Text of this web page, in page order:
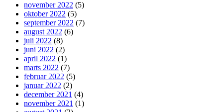
november 2022 (5)
oktober 2022 (5)
september 2022 (7)
august 2022 (6)
juli 2022 (8)
juni 2022 (2)
april 2022 (1)
marts 2022 (7)
februar 2022 (5)
januar 2022 (2)
december 2021 (4)
november 2021 (1)